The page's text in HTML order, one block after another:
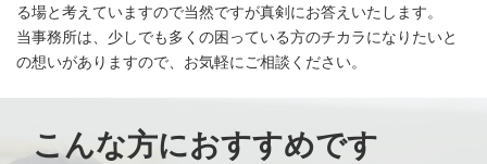
る場と考えていますので当然ですが真剣にお答えいたします。
当事務所は、少しでも多くの困っている方のチカラになりたいと
の想いがありますので、お気軽にご相談ください。
こんな方におすすめです